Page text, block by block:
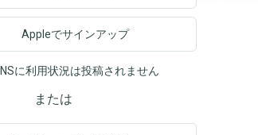
Appleでサインアップ
に利用状況は投稿されません
または